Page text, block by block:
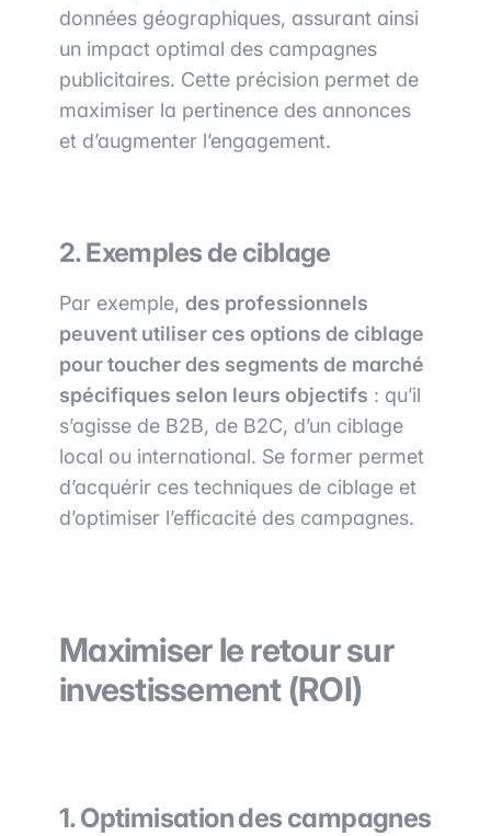
données géographiques, assurant ainsi
un impact optimal des campagnes
publicitaires. Cette précision permet de
maximiser la pertinence des annonces
et d’augmenter l’engagement.
2. Exemples de ciblage
Par exemple, des professionnels
peuvent utiliser ces options de ciblage
pour toucher des segments de marché
spécifiques selon leurs objectifs : qu’il
s’agisse de B2B, de B2C, d’un ciblage
local ou international. Se former permet
d’acquérir ces techniques de ciblage et
d’optimiser l’efficacité des campagnes.
Maximiser le retour sur
investissement (ROI)
1. Optimisation des campagnes